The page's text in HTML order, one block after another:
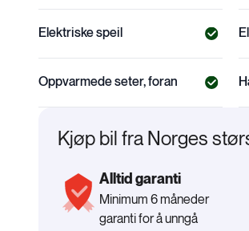
Elektriske speil
Oppvarmede seter, foran
Kjøp bil fra Norges
Alltid garanti
Minimum 6 måneder
garanti for å unngå